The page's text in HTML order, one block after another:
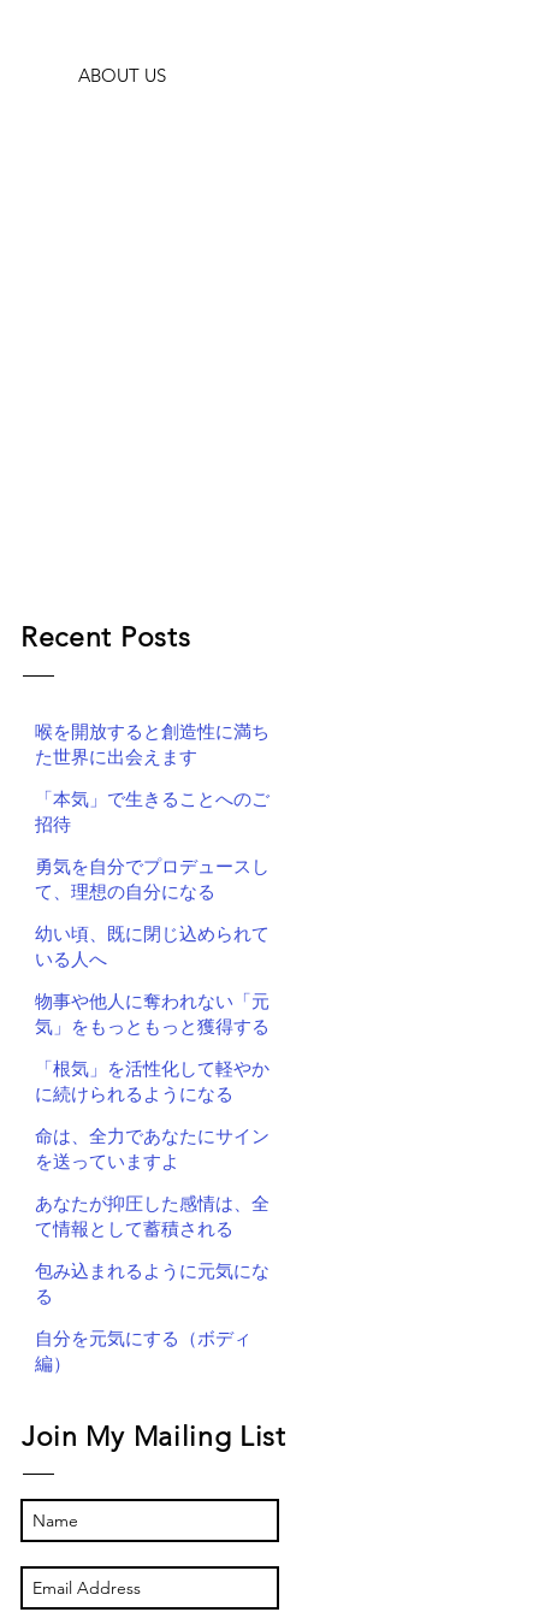
ABOUT US
Recent Posts
喉を開放すると創造性に満ち
た世界に出会えます
「本気」で生きることへのご
招待
勇気を自分でプロデュースし
て、理想の自分になる
幼い頃、既に閉じ込められて
いる人へ
物事や他人に奪われない「元
気」をもっともっと獲得する
「根気」を活性化して軽やか
に続けられるようになる
命は、全力であなたにサイン
を送っていますよ
あなたが抑圧した感情は、全
て情報として蓄積される
包み込まれるように元気にな
る
自分を元気にする（ボディ
編）
Join My Mailing List